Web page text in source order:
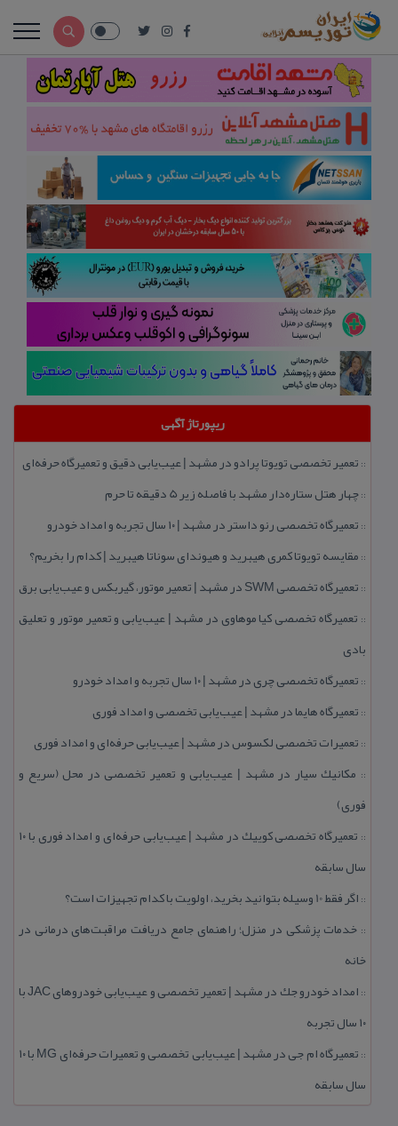
ریپورتاژ آگهی
:: تعمیر تخصصی تویوتا پرادو در مشهد | عیب‌یابی دقیق و تعمیرگاه حرفه‌ای
::چهار هتل‌ ستاره‌دار مشهد با فاصله زیر 5 دقیقه تا حرم
:: تعمیرگاه تخصصی رنو داستر در مشهد | ۱۰ سال تجربه و امداد خودرو
:: مقایسه تویوتا كمری هیبرید و هیوندای سوناتا هیبرید | كدام را بخریم؟
:: تعمیرگاه تخصصی SWM در مشهد | تعمیر موتور، گیربكس و عیب‌یابی برق
:: تعمیرگاه تخصصی كیا موهاوی در مشهد | عیب‌یابی و تعمیر موتور و تعلیق
بادی
:: تعمیرگاه تخصصی چری در مشهد | ۱۰ سال تجربه و امداد خودرو
:: تعمیرگاه هایما در مشهد | عیب‌یابی تخصصی و امداد فوری
:: تعمیرات تخصصی لكسوس در مشهد | عیب‌یابی حرفه‌ای و امداد فوری
:: مكانیك سیار در مشهد | عیب‌یابی و تعمیر تخصصی در محل (سریع و
فوری)
::
تعمیرگاه تخصصی كوییك در مشهد | عیب‌یابی حرفه‌ای و امداد فوری با ۱۰
سال سابقه
:: اگر فقط 10 وسیله بتوانید بخرید، اولویت با كدام تجهیزات است؟
:: خدمات پزشكی در منزل؛ راهنمای جامع دریافت مراقبت‌های درمانی در
خانه
::
امداد خودرو جك در مشهد | تعمیر تخصصی و عیب‌یابی خودروهای JAC با
۱۰ سال تجربه
::
تعمیرگاه ام جی در مشهد | عیب‌یابی تخصصی و تعمیرات حرفه‌ای MG با ۱۰
سال سابقه